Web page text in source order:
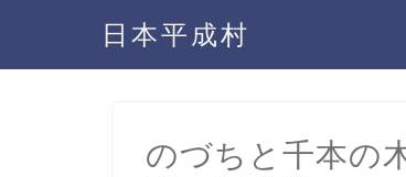
日本平成村
のづちと千本の